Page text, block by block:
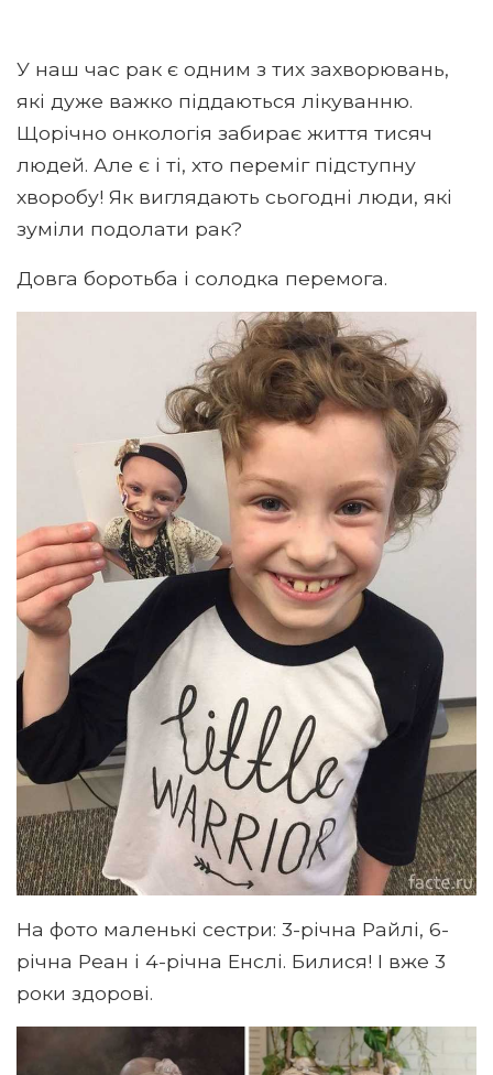
У наш час рак є одним з тих захворювань,
які дуже важко піддаються лікуванню.
Щорічно онкологія забирає життя тисяч
людей. Але є і ті, хто переміг підступну
хворобу! Як виглядають сьогодні люди, які
зуміли подолати рак?
Довга боротьба і солодка перемога.
На фото маленькі сестри: 3-річна Райлі, 6-
річна Реан і 4-річна Енслі. Билися! І вже 3
роки здорові.